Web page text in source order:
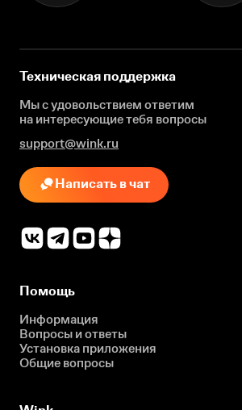
Техническая поддержка
Мы с удовольствием ответим
на интересующиетебя вопросы
support@wink.ru
Написать в чат
Помощь
Информация
Вопросы и ответы
Установка приложения
Общие вопросы